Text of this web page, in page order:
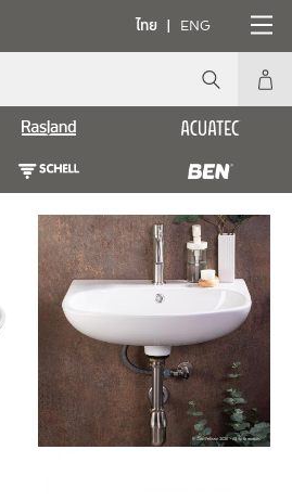
ไทย ENG